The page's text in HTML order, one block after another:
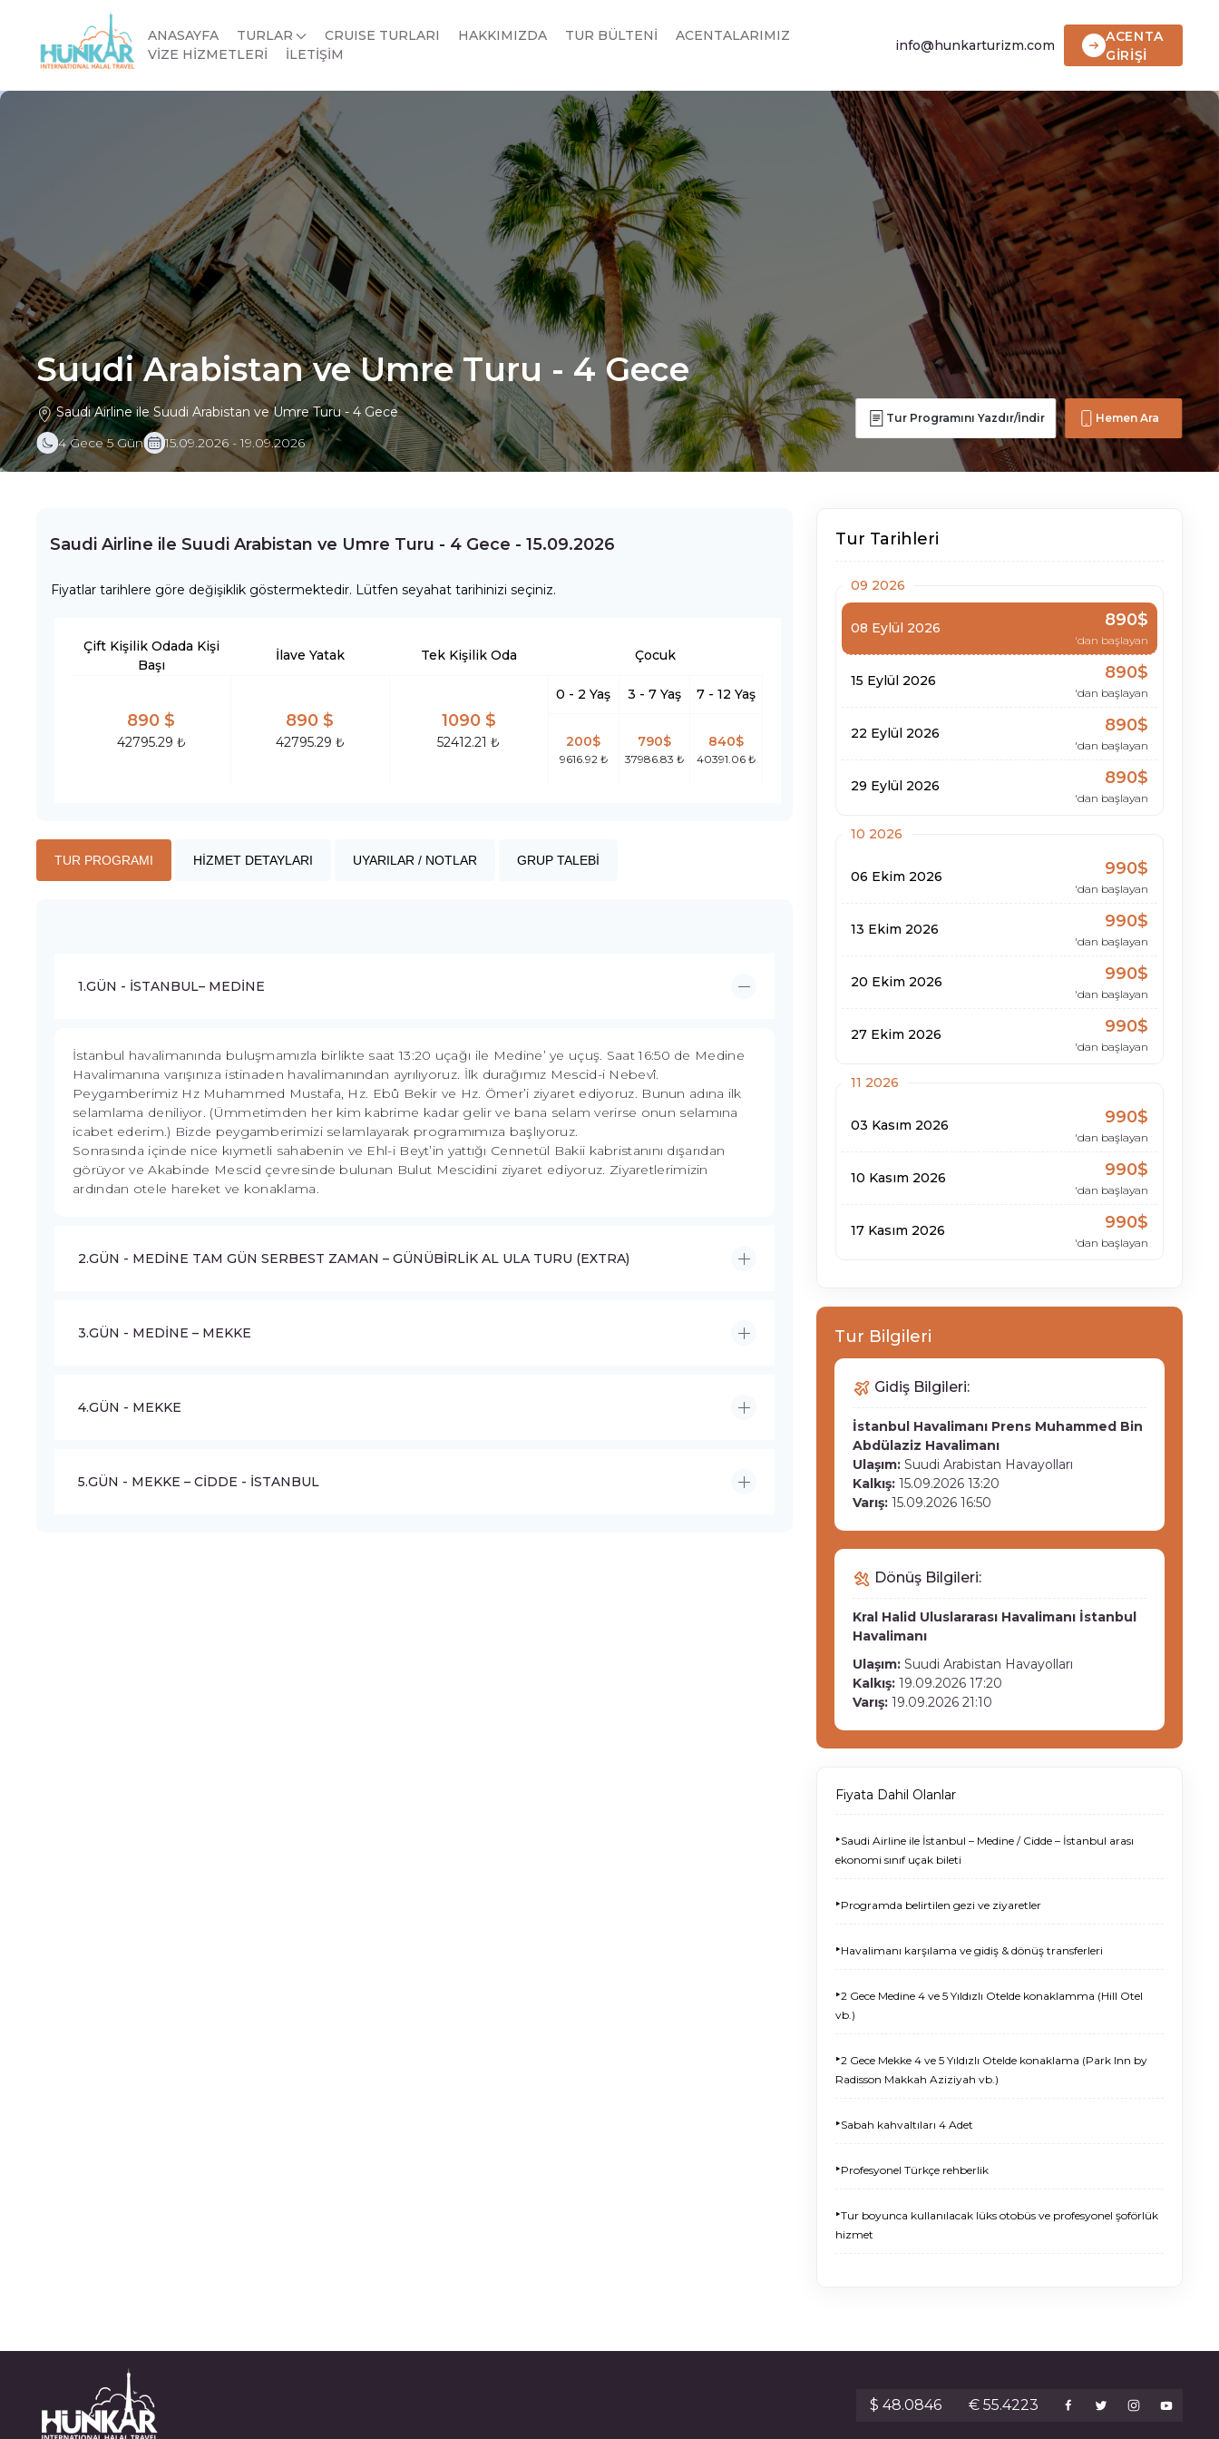
ANASAYFA TURLAR CRUISE TURLARI HAKKIMIZDA TUR BÜLTENİ
ACENTALARIMIZ
VİZE HİZMETLERİ
İLETİŞİM
info@hunkarturizm.com
ACENTA
GİRİŞİ
Suudi Arabistan ve Umre Turu - 4 Gece
Saudi Airline ile Suudi Arabistan ve Umre Turu - 4 Gece
4 Gece 5 Gün
15.09.2026 - 19.09.2026
Tur Programını Yazdır/İndir Hemen Ara
Saudi Airline ile Suudi Arabistan ve Umre Turu - 4 Gece - 15.09.2026
Fiyatlar tarihlere göre değişiklik göstermektedir. Lütfen seyahat tarihinizi seçiniz.
Çift Kişilik Odada Kişi
Başı
890 $
42795.29 ₺
İlave Yatak
890 $
42795.29 ₺
Tek Kişilik Oda
1090 $
52412.21 ₺
Çocuk
0 - 2 Yaş
200$
9616.92 ₺
3 - 7 Yaş
790$
37986.83 ₺
7 - 12 Yaş
840$
40391.06 ₺
TUR PROGRAMI HİZMET DETAYLARI UYARILAR / NOTLAR GRUP TALEBİ
1.GÜN - İSTANBUL– MEDİNE
İstanbul havalimanında buluşmamızla birlikte saat 13:20 uçağı ile Medine’ ye uçuş. Saat 16:50 de Medine
Havalimanına varışınıza istinaden havalimanından ayrılıyoruz. İlk durağımız Mescid-i Nebevî.
Peygamberimiz Hz Muhammed Mustafa, Hz. Ebû Bekir ve Hz. Ömer’i ziyaret ediyoruz. Bunun adına ilk
selamlama deniliyor. (Ümmetimden her kim kabrime kadar gelir ve bana selam verirse onun selamına
icabet ederim.) Bizde peygamberimizi selamlayarak programımıza başlıyoruz.
Sonrasında içinde nice kıymetli sahabenin ve Ehl-i Beyt’in yattığı Cennetül Bakii kabristanını dışarıdan
görüyor ve Akabinde Mescid çevresinde bulunan Bulut Mescidini ziyaret ediyoruz. Ziyaretlerimizin
ardından otele hareket ve konaklama.
2.GÜN - MEDİNE TAM GÜN SERBEST ZAMAN – GÜNÜBİRLİK AL ULA TURU (EXTRA)
3.GÜN - MEDİNE – MEKKE
4.GÜN - MEKKE
5.GÜN - MEKKE – CİDDE - İSTANBUL
Tur Tarihleri
09 2026
08 Eylül 2026 890$
'dan başlayan
15 Eylül 2026 890$
'dan başlayan
22 Eylül 2026 890$
'dan başlayan
29 Eylül 2026 890$
'dan başlayan
10 2026
06 Ekim 2026 990$
'dan başlayan
13 Ekim 2026 990$
'dan başlayan
20 Ekim 2026 990$
'dan başlayan
27 Ekim 2026 990$
'dan başlayan
11 2026
03 Kasım 2026 990$
'dan başlayan
10 Kasım 2026 990$
'dan başlayan
17 Kasım 2026 990$
'dan başlayan
Tur Bilgileri
Gidiş Bilgileri:
İstanbul Havalimanı Prens Muhammed Bin
Abdülaziz Havalimanı
Ulaşım:Suudi Arabistan Havayolları
Kalkış:15.09.2026 13:20
Varış:15.09.2026 16:50
Dönüş Bilgileri:
Kral Halid Uluslararası Havalimanı İstanbul
Havalimanı
Ulaşım:Suudi Arabistan Havayolları
Kalkış:19.09.2026 17:20
Varış:19.09.2026 21:10
Fiyata Dahil Olanlar
‣Saudi Airline ile İstanbul – Medine / Cidde – İstanbul arası
ekonomi sınıf uçak bileti
‣Programda belirtilen gezi ve ziyaretler
‣Havalimanı karşılama ve gidiş & dönüş transferleri
‣2 Gece Medine 4 ve 5 Yıldızlı Otelde konaklamma (Hill Otel
vb.)
‣2 Gece Mekke 4 ve 5 Yıldızlı Otelde konaklama (Park Inn by
Radisson Makkah Aziziyah vb.)
‣Sabah kahvaltıları 4 Adet
‣Profesyonel Türkçe rehberlik
‣Tur boyunca kullanılacak lüks otobüs ve profesyonel şoförlük
hizmet
$ 48.0846 € 55.4223